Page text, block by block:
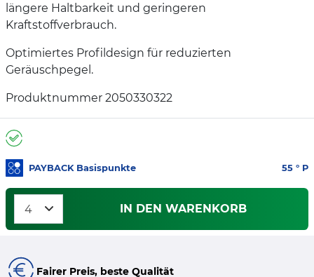
längere Haltbarkeit und geringeren
Kraftstoffverbrauch.
Optimiertes Profildesign für reduzierten
Geräuschpegel.
Produktnummer 2050330322
PAYBACK Basispunkte 55 ° P
IN DEN WARENKORB
Fairer Preis, beste Qualität